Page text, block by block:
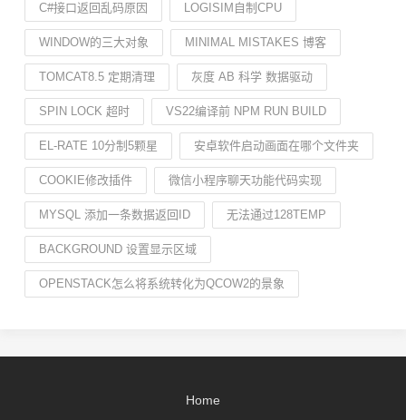
C#接口返回乱码原因 LOGISIM自制CPU
WINDOW的三大对象 MINIMAL MISTAKES 博客
TOMCAT8.5 定期清理 灰度 AB 科学 数据驱动
SPIN LOCK 超时 VS22编译前 NPM RUN BUILD
EL-RATE 10分制5颗星 安卓软件启动画面在哪个文件夹
COOKIE修改插件 微信小程序聊天功能代码实现
MYSQL 添加一条数据返回ID 无法通过128TEMP
BACKGROUND 设置显示区域
OPENSTACK怎么将系统转化为QCOW2的景象
Home